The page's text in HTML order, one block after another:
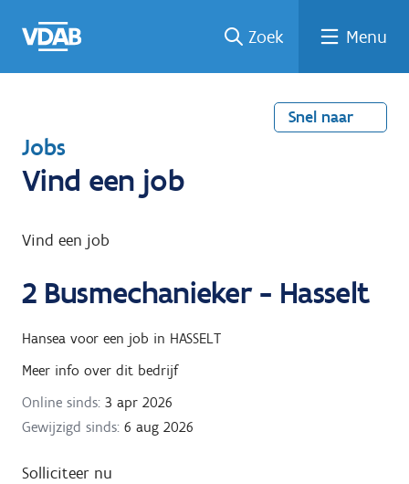
naar
een
een
job
naar
Zoek Menu
Snel naar
T
e
u
n
a
r
Jobs
Vind een job
Vind een job
2 Busmechanieker - Hasselt
Hansea voor een job in HASSELT
Meer info over dit bedrijf
Online sinds: 3 apr 2026
Gewijzigd sinds: 6 aug 2026
Solliciteer nu